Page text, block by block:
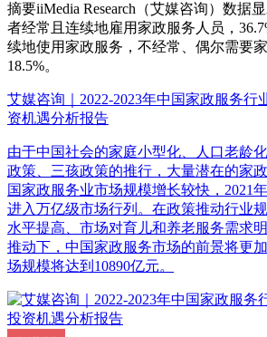
摘要iiMedia Research（艾媒咨询）数据
者经常且连续地雇用家政服务人员，
续地使用家政服务，不经常、偶尔需要
18.5%。
艾媒咨询｜2022-2023年中国家政服务行
资机遇分析报告
由于中国社会的家庭小型化、人口老龄
政策、三孩政策的推行，大量潜在的家
国家政服务业市场规模增长较快，2021
进入万亿级市场行列。在政策推动行业
水平提高、市场对育儿和养老服务需求
推动下，中国家政服务市场的前景将更
场规模将达到10890亿元。